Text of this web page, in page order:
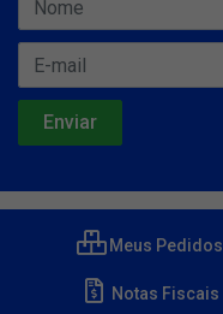
Meus Pedidos
Notas Fiscais